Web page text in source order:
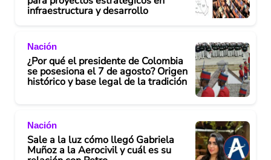
infraestructura y desarrollo
Nación
¿Por qué el presidente de Colombia
se posesiona el 7 de agosto? Origen
histórico y base legal de la tradición
Nación
Sale a la luz cómo llegó Gabriela
Muñoz a la Aerocivil y cuál es su